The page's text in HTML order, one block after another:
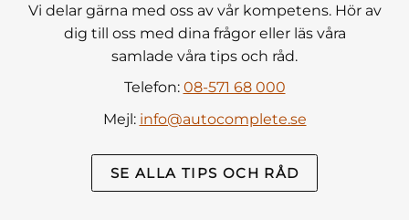
Vi delar gärna med oss av vår kompetens. Hör av
dig till oss med dina frågor eller läs våra
samlade våra tips och råd.
Telefon: 08-571 68 000
Mejl: info@autocomplete.se
SE ALLA TIPS OCH RÅD